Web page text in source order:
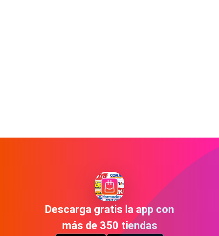
Descarga gratis la app con
más de 350 tiendas